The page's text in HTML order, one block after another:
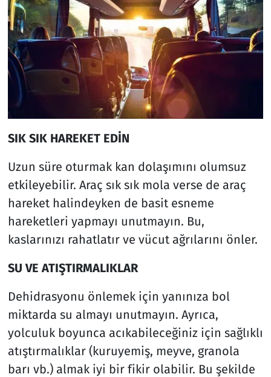
SIK SIK HAREKET EDİN
Uzun süre oturmak kan dolaşımını olumsuz
etkileyebilir. Araç sık sık mola verse de araç
hareket halindeyken de basit esneme
hareketleri yapmayı unutmayın. Bu,
kaslarınızı rahatlatır ve vücut ağrılarını önler.
SU VE ATIŞTIRMALIKLAR
Dehidrasyonu önlemek için yanınıza bol
miktarda su almayı unutmayın. Ayrıca,
yolculuk boyunca acıkabileceğiniz için sağlıklı
atıştırmalıklar (kuruyemiş, meyve, granola
barı vb.) almak iyi bir fikir olabilir. Bu şekilde